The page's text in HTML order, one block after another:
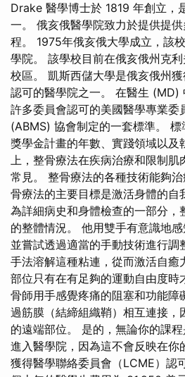
Drake 醫學博士於 1819 年創立，
一。 俄亥俄醫學院致力於提供提
程。 1975年俄亥俄大學成立，該
學院。 該學校目前在俄亥俄州克
校區。 凱斯西儲大學是俄亥俄州
認可的醫學院之一。 在醫生 (MD)
許多委員會認可的美國醫學專業委
(ABMS) 協會制定的一套標準。
獎學金計畫的年數、實踐領域以及
上，整骨療法在疾病治療和限制肌
常見。 整骨療法的各種技術能夠
骨療法的主要目標是激活身體的自
為詳細病史和身體檢查的一部分，
的整體情況。 他用雙手有意識地感
並嘗試透過適當的手動技術進行調
手法溶解這種粘連，從而激活自癒
部位只有在有足夠的運動自由度時
骨師用手感覺疼痛的阻塞和功能障
過筋膜（結締組織鞘）相互連接，
的遠端部位。 是的，無論你的課
進入醫學院，因為這不會反映在你
獲得醫學聯絡委員會（LCME）認